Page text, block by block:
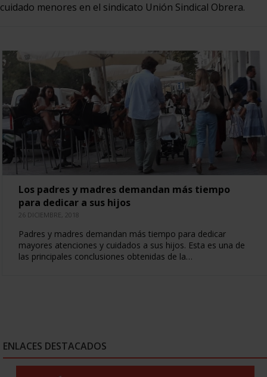
cuidado menores en el sindicato Unión Sindical Obrera.
Los padres y madres demandan más tiempo
para dedicar a sus hijos
26 DICIEMBRE, 2018
Padres y madres demandan más tiempo para dedicar
mayores atenciones y cuidados a sus hijos. Esta es una de
las principales conclusiones obtenidas de la…
ENLACES DESTACADOS